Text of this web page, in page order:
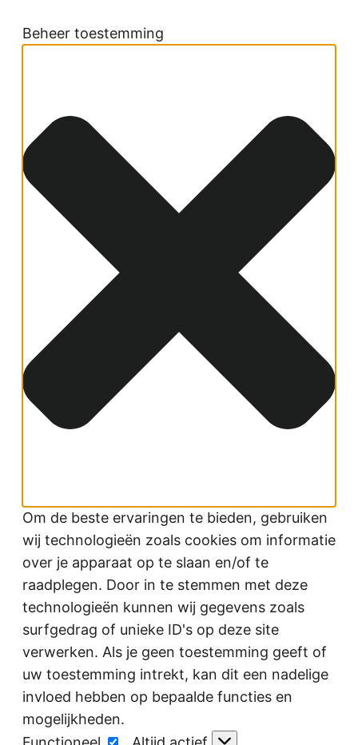
Beheer toestemming
Om de beste ervaringen te bieden, gebruiken
wij technologieën zoals cookies om informatie
over je apparaat op te slaan en/of te
raadplegen. Door in te stemmen met deze
technologieën kunnen wij gegevens zoals
surfgedrag of unieke ID's op deze site
verwerken. Als je geen toestemming geeft of
uw toestemming intrekt, kan dit een nadelige
invloed hebben op bepaalde functies en
mogelijkheden.
Functioneel